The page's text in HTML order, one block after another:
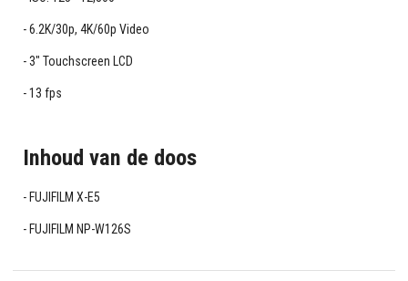
6.2K/30p, 4K/60p Video
3" Touchscreen LCD
13 fps
Inhoud van de doos
FUJIFILM X-E5
FUJIFILM NP-W126S